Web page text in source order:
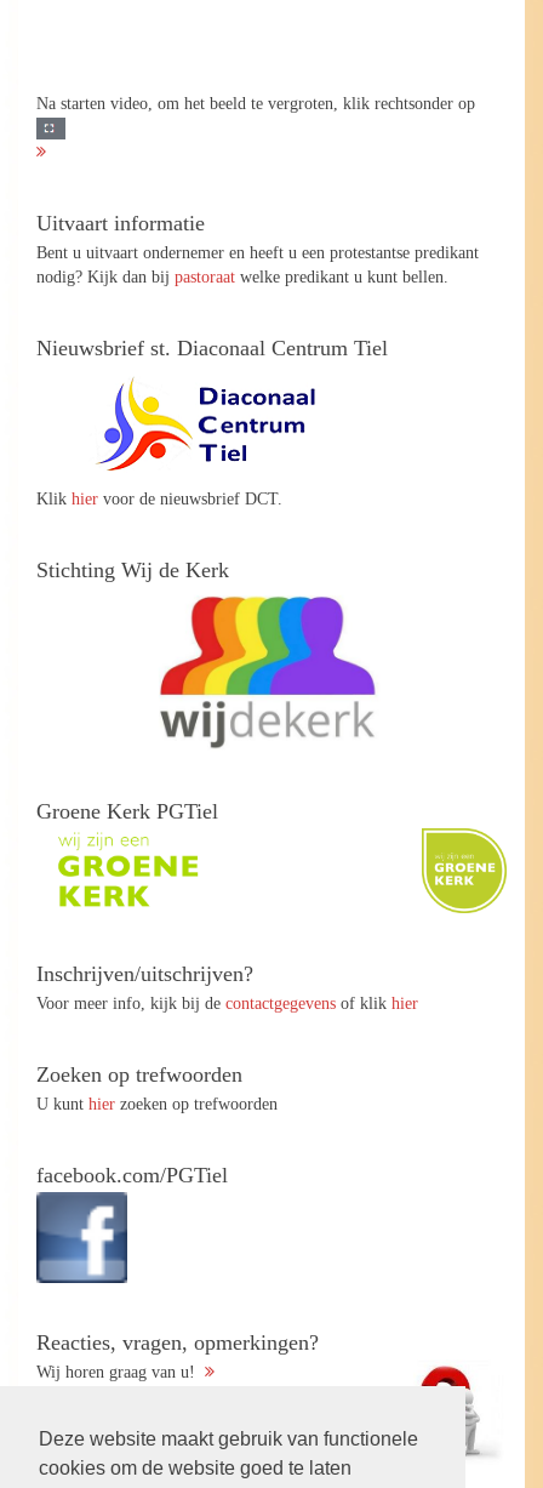
Deze website maakt gebruik van functionele
cookies om de website goed te laten
Na starten video, om het beeld te vergroten, klik rechtsonder op
Uitvaart informatie
Bent u uitvaart ondernemer en heeft u een protestantse predikant
nodig? Kijk dan bij pastoraat welke predikant u kunt bellen.
Nieuwsbrief st. Diaconaal Centrum Tiel
Klik hier voor de nieuwsbrief DCT.
Stichting Wij de Kerk
Groene Kerk PGTiel
Inschrijven/uitschrijven?
Voor meer info, kijk bij de contactgegevens of klik hier
Zoeken op trefwoorden
U kunt hier zoeken op trefwoorden
facebook.com/PGTiel
Reacties, vragen, opmerkingen?
Wij horen graag van u!